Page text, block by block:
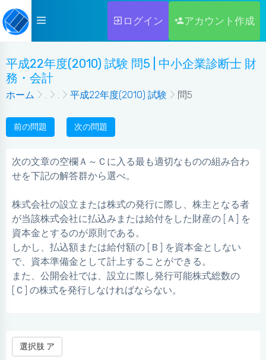
ログイン アカウント作成
平成22年度(2010) 試験 問5 | 中小企業診断士 財
務・会計
ホーム . . 平成22年度(2010) 試験 問5
前の問題 次の問題
次の文章の空欄Ａ～Ｃに入る最も適切なものの組み合わ
せを下記の解答群から選べ。
株式会社の設立または株式の発行に際し、株主となる者
が当該株式会社に払込みまたは給付をした財産の [Ａ] を
資本金とするのが原則である。
しかし、払込額または給付額の [Ｂ] を資本金としない
で、資本準備金として計上することができる。
また、公開会社では、設立に際し発行可能株式総数の
[Ｃ] の株式を発行しなければならない。
選択肢 ア